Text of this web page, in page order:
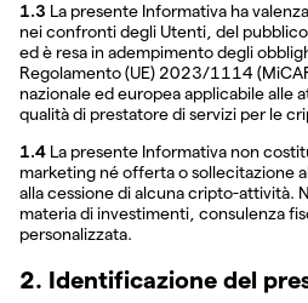
1.3 La presente Informativa ha
nei confronti degli Utenti, del
ed è resa in adempimento degli
Regolamento (UE) 2023/1114
nazionale ed europea applicabile alle
qualità di prestatore di servizi per le
1.4 La presente Informativa non
marketing né offerta o sollecitazione
alla cessione di alcuna cripto-attività.
materia di investimenti, consulenza
personalizzata.
2. Identificazione del